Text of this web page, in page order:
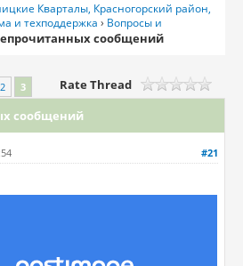
Кварталы, Красногорский район,
и техподдержка › Вопросы и
сообщений
2 3
Rate Thread
сообщений
#21